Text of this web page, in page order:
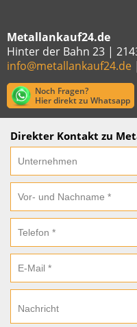
Metallankauf24.de
Hinter der Bahn 23 |
info@metallankauf24.de
Noch Fragen?
Hier direkt zu Whatsapp
Direkter Kontakt zu